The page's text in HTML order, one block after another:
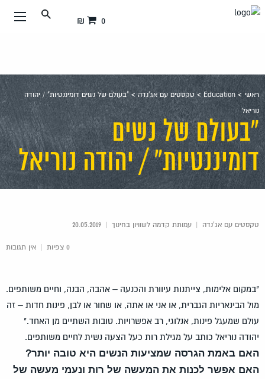
עבור
0 ₪
ראשי >
Education
> טקסטים עם אג'נדה> "בעולם של נשים דומיננטיות" / יהודה
נוריאל
"בעולם של נשים
דומיננטיות" / יהודה נוריאל
טקסטים עם אג'נדה עמותת קדמה לשוויון בחינוך
0 צפיות אין תגובות
"במקום אלימות, צייתנות עיוורת והכנעה – אהבה, הבנה, וחיים משותפים.
מול הבינאריות הגברית, או אני או אתה, או שחור או לבן, פינות חדות – זה
עולם שמעגל פינות, אנלוגי, רב אפשרויות. טובות השתיים מן האחד."
יהודה נוריאל כותב על מגילת רות כעל הצעה נשית לחיים משותפים.
האם באמת הגרסה שמציעות הנשים היא טובה יותר?
האם אפשר לכנות את המעשה של רות ונעמי מעשה של